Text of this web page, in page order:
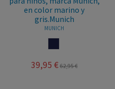
en color marino y
gris.Munich
MUNICH
39,95 € 62,95 €